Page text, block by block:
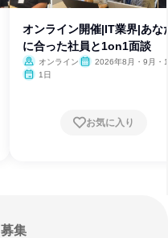
オンライン開催|IT業界|あな
に合った社員と1on1面談
オンライン
2026年8月・9月・
1日
お気に入り
集